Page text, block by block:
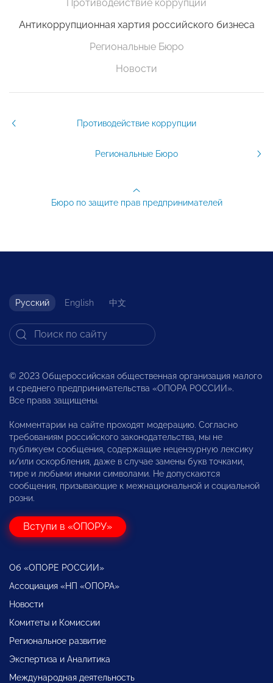
Противодействие коррупции
Антикоррупционная хартия российского бизнеса
Региональные Бюро
Новости
Противодействие коррупции
Региональные Бюро
Бюро по защите прав предпринимателей
Русский English 中文
© 2023 Общероссийская общественная организация малого
и среднего предпринимательства «ОПОРА РОССИИ».
Все права защищены.
Комментарии на сайте проходят модерацию. Согласно
требованиям российского законодательства, мы не
публикуем сообщения, содержащие нецензурную лексику
и/или оскорбления, даже в случае замены букв точками,
тире и любыми иными символами. Не допускаются
сообщения, призывающие к межнациональной и социальной
розни.
Вступи в «ОПОРУ»
Об «ОПОРЕ РОССИИ»
Ассоциация «НП «ОПОРА»
Новости
Комитеты и Комиссии
Региональное развитие
Экспертиза и Аналитика
Международная деятельность